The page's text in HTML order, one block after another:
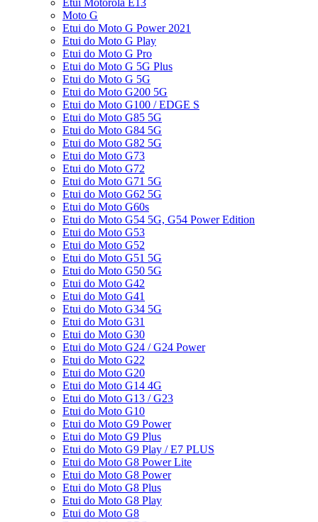
Etui Motorola E13
Moto G
Etui do Moto G Power 2021
Etui do Moto G Play
Etui do Moto G Pro
Etui do Moto G 5G Plus
Etui do Moto G 5G
Etui do Moto G200 5G
Etui do Moto G100 / EDGE S
Etui do Moto G85 5G
Etui do Moto G84 5G
Etui do Moto G82 5G
Etui do Moto G73
Etui do Moto G72
Etui do Moto G71 5G
Etui do Moto G62 5G
Etui do Moto G60s
Etui do Moto G54 5G, G54 Power Edition
Etui do Moto G53
Etui do Moto G52
Etui do Moto G51 5G
Etui do Moto G50 5G
Etui do Moto G42
Etui do Moto G41
Etui do Moto G34 5G
Etui do Moto G31
Etui do Moto G30
Etui do Moto G24 / G24 Power
Etui do Moto G22
Etui do Moto G20
Etui do Moto G14 4G
Etui do Moto G13 / G23
Etui do Moto G10
Etui do Moto G9 Power
Etui do Moto G9 Plus
Etui do Moto G9 Play / E7 PLUS
Etui do Moto G8 Power Lite
Etui do Moto G8 Power
Etui do Moto G8 Plus
Etui do Moto G8 Play
Etui do Moto G8